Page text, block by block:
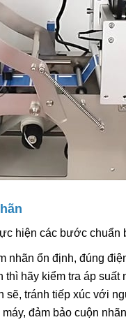
hiện các bước chuẩn
nhãn ổn định, đúng
hãy kiểm tra áp suất
sẽ, tránh tiếp xúc với
đảm bảo cuộn
Máy Đóng Đai Thùng
Tự Động Stronger
15.900.000đ
Chọn sản phẩm
Máy Viền Mí Lon Bán
Động TDFJ-160 Inox
13.700.000đ
Hướng Dẫn Cách Sử
Máy Hàn Túi Mini Chi
Hiệu Quả Nhất
23/10/2019